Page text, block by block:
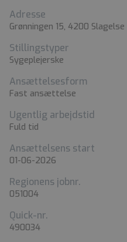
Adresse
Grønningen 15, 4200 Slagelse
Stillingstyper
Sygeplejerske
Ansættelsesform
Fast ansættelse
Ugentlig arbejdstid
Fuld tid
Ansættelsens start
01-06-2026
Regionens jobnr.
051004
Quick-nr.
490034